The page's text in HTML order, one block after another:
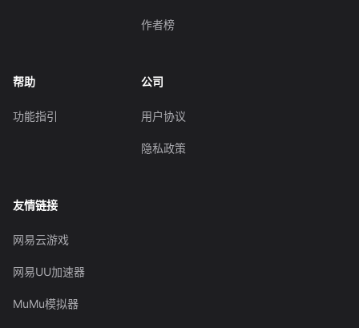
作者榜
帮助
功能指引
公司
用户协议
隐私政策
友情链接
网易云游戏
网易UU加速器
MuMu模拟器